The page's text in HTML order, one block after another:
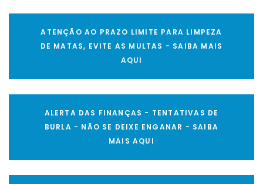
ATENÇÃO AO PRAZO LIMITE PARA LIMPEZA
DE MATAS, EVITE AS MULTAS - SAIBA MAIS
AQUI
ALERTA DAS FINANÇAS - TENTATIVAS DE
BURLA - NÃO SE DEIXE ENGANAR - SAIBA
MAIS AQUI